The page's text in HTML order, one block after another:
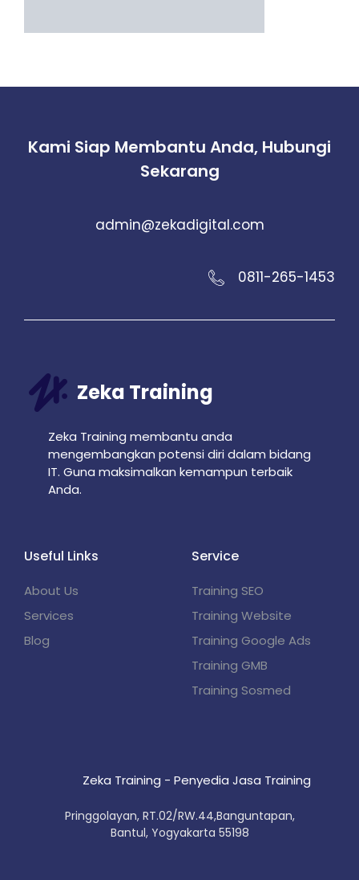
Kami Siap Membantu Anda, Hubungi
Sekarang
admin@zekadigital.com
0811-265-1453
Zeka Training
Zeka Training membantu anda
mengembangkan potensi diri dalam bidang
IT. Guna maksimalkan kemampun terbaik
Anda.
Useful Links
About Us
Services
Blog
Service
Training SEO
Training Website
Training Google Ads
Training GMB
Training Sosmed
Zeka Training - Penyedia Jasa Training
Pringgolayan, RT.02/RW.44,Banguntapan,
Bantul, Yogyakarta 55198